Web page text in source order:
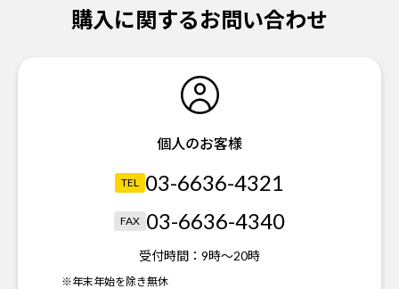
購入に関するお問い合わせ
個人のお客様
TEL 03-6636-4321
FAX 03-6636-4340
受付時間： 9時～20時
※年末年始を除き無休